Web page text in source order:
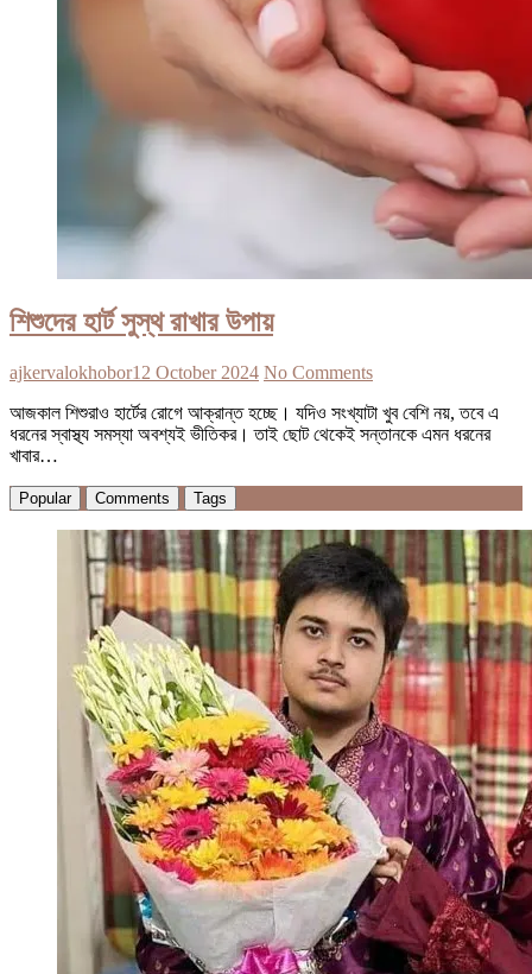
শিশুদের হার্ট সুস্থ রাখার উপায়
ajkervalokhobor12 October 2024 No Comments
আজকাল শিশুরাও হার্টের রোগে আক্রান্ত হচ্ছে। যদিও সংখ্যাটা খুব বেশি নয়, তবে এ
ধরনের স্বাস্থ্য সমস্যা অবশ্যই ভীতিকর। তাই ছোট থেকেই সন্তানকে এমন ধরনের
খাবার…
Popular Comments Tags